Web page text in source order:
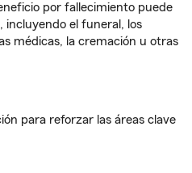
por fallecimiento puede
incluyendo el funeral, los
médicas, la cremación u otras
para reforzar las áreas clave